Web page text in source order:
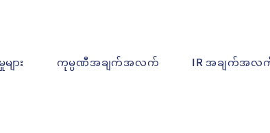
ား ကုမ္ပဏီအချက်အလက် IR အချက်အလ